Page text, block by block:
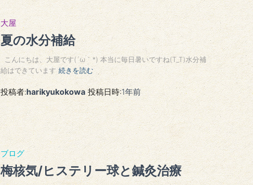
大屋
夏の水分補給
こんにちは、大屋です(´ω｀*) 本当に毎日暑いですね(T_T)水分補
給はできています 続きを読む
投稿者:harikyukokowa投稿日時:1年前
ブログ
梅核気/ヒステリー球と鍼灸治療